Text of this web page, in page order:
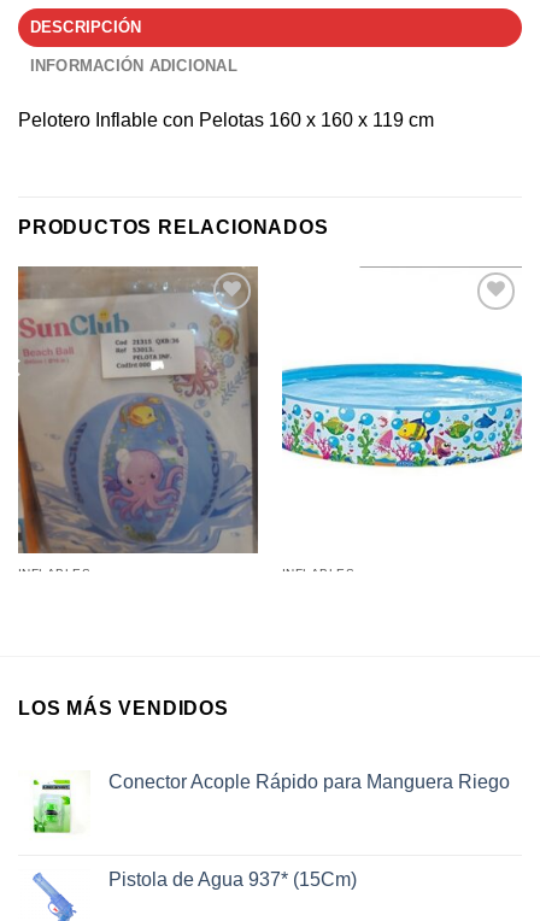
DESCRIPCIÓN
INFORMACIÓN ADICIONAL
Pelotero Inflable con Pelotas 160 x 160 x 119 cm
PRODUCTOS RELACIONADOS
Añadir a
favoritos
INFLABLES
Añadir a
favoritos
INFLABLES
LOS MÁS VENDIDOS
Conector Acople Rápido para Manguera Riego
Pistola de Agua 937* (15Cm)